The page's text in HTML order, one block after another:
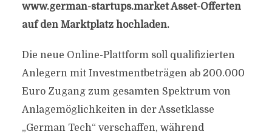
www.german-startups.market Asset-Offerten
auf den Marktplatz hochladen.
Die neue Online-Plattform soll qualifizierten
Anlegern mit Investmentbeträgen ab 200.000
Euro Zugang zum gesamten Spektrum von
Anlagemöglichkeiten in der Assetklasse
„German Tech“ verschaffen, während